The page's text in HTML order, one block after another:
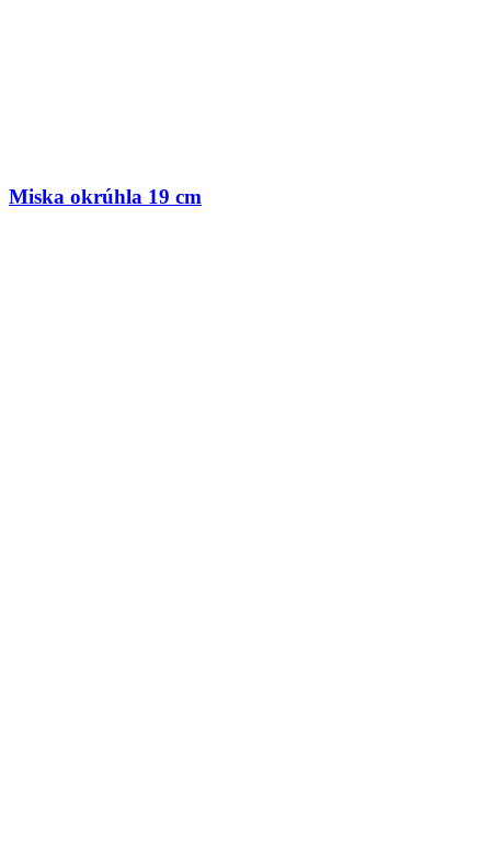
Miska okrúhla 19 cm